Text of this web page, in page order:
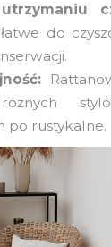
do
po rustykalne.